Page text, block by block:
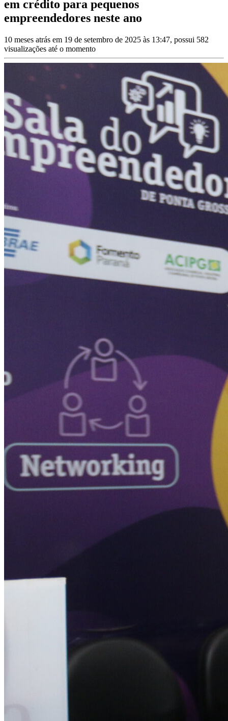
em crédito para pequenos
empreendedores neste ano
10 meses atrás em 19 de setembro de 2025 às 13:47, possui 582
visualizações até o momento